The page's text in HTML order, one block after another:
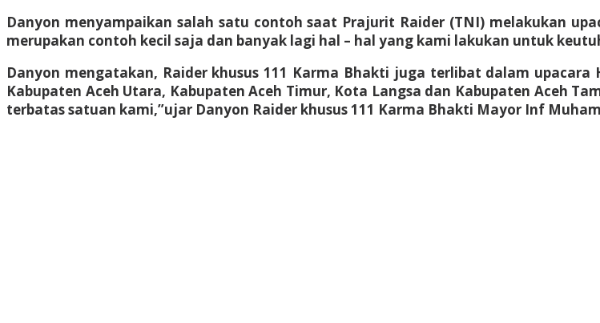
Danyon menyampaikan salah satu contoh saat Prajurit Raider (TNI) melakukan
merupakan contoh kecil saja dan banyak lagi hal – hal yang kami lakukan untuk
Danyon mengatakan, Raider khusus 111 Karma Bhakti juga terlibat dalam
Kabupaten Aceh Utara, Kabupaten Aceh Timur, Kota Langsa dan Kabupaten Aceh
terbatas satuan kami,”ujar Danyon Raider khusus 111 Karma Bhakti Mayor Inf